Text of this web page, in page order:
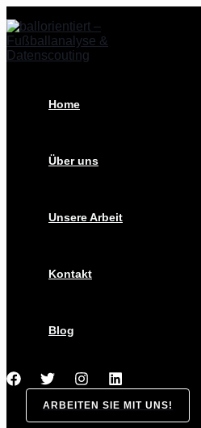
Zum
Inhalt
springen
Home
Über uns
Unsere Arbeit
Kontakt
Blog
ARBEITEN SIE MIT UNS!
Christian
Titz
–
mit
Stil